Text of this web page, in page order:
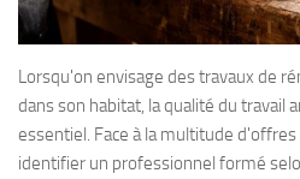
Lorsqu'on envisage des travaux de
dans son habitat, la qualité du travail
essentiel. Face à la multitude
identifier un professionnel formé